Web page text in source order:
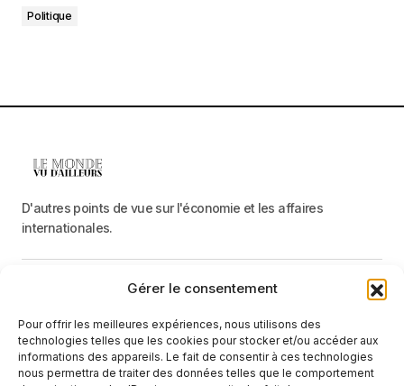
Gérer le consentement
Pour offrir les meilleures expériences, nous utilisons des
technologies telles que les cookies pour stocker et/ou accéder aux
informations des appareils. Le fait de consentir à ces technologies
nous permettra de traiter des données telles que le comportement
Politique
D'autres points de vue sur l'économie et les affaires
internationales.
Catégories